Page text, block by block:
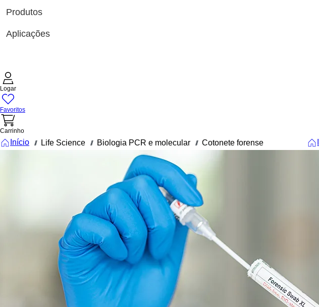
Produtos
Aplicações
Logar
Favoritos
Carrinho
Início /// Life Science /// Biologia PCR e molecular /// Cotonete forense